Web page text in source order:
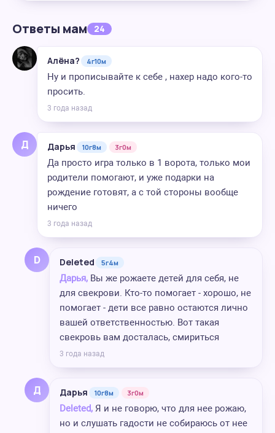
Ответы мам 24
Алёна? 4г10м
Ну и прописывайте к себе , нахер надо кого-то
просить.
3 года назад
Д Дарья 10г8м 3г0м
Да просто игра только в 1 ворота, только мои
родители помогают, и уже подарки на
рождение готовят, а с той стороны вообще
ничего
3 года назад
D Deleted 5г4м
Дарья, Вы же рожаете детей для себя, не
для свекрови. Кто-то помогает - хорошо, не
помогает - дети все равно остаются лично
вашей ответственностью. Вот такая
свекровь вам досталась, смириться
3 года назад
Д Дарья 10г8м 3г0м
Deleted, Я и не говорю, что для нее рожаю,
но и слушать гадости не собираюсь от нее